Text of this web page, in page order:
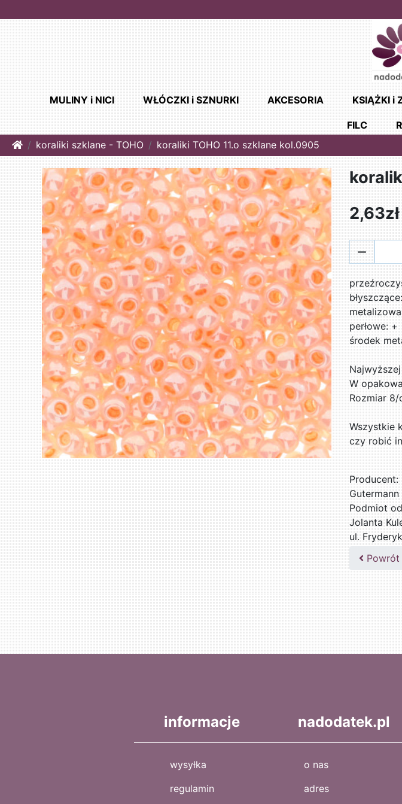
MULINY i NICI WŁÓCZKI i SZNURKI AKCESORIA KSIĄŻKI i
FILC
Homekoraliki szklane - TOHO koraliki TOHO 11.o szklane kol.0905
2,63zł
perłowe: +
środek
W
Rozmiar 8/
Wszystkie
czy robić
Producent:
Gutermann
Podmiot
Jolanta
ul.
502047435
Powrót
informacje
wysyłka
regulamin
nadodatek.pl
o nas
adres